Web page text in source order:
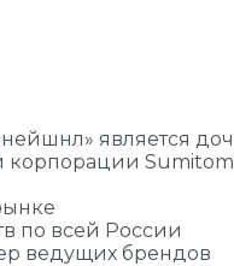
является
корпорации
по всей России
ведущих брендов